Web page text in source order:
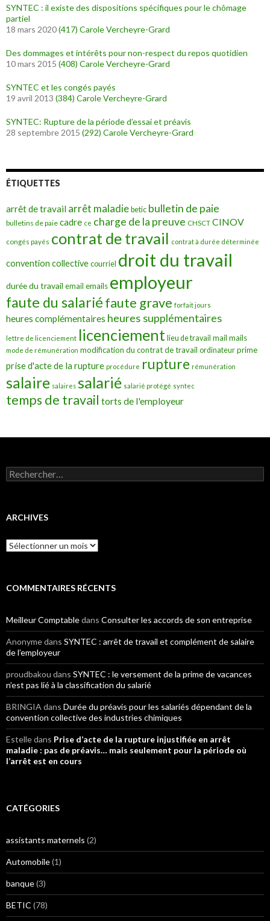
SYNTEC : il existe des dispositions spécifiques pour le chômage
partiel
18 mars 2020(417) Carole Vercheyre-Grard
Des dommages et intérêts pour non-respect du repos quotidien
10 mars 2015 (408) Carole Vercheyre-Grard
SYNTEC et les congés payés
19 avril 2013 (384) Carole Vercheyre-Grard
SYNTEC: Rupture de la période d’essai et préavis
28 septembre 2015 (292) Carole Vercheyre-Grard
ÉTIQUETTES
arrêt de travail arrêt maladie betic bulletin de paie
bulletins de paie cadre ce charge de la preuve CHSCT CINOV
congés payés contrat de travail contrat à durée déterminée
convention collective courriel droit du travail
durée du travail email emails employeur
faute du salariéfaute grave forfait jours
heures complémentaires heures supplémentaires
lettre de licenciement licenciement lieu de travail mail mails
mode de rémunération modification du contrat de travail ordinateur prime
prise d'acte de la rupture procédure rupture rémunération
salaire salaires salarié salarié protégé syntec
temps de travail torts de l'employeur
Rechercher :
ARCHIVES
Archives
COMMENTAIRES RÉCENTS
Meilleur Comptabledans Consulter les accords de son entreprise
Anonymedans SYNTEC : arrêt de travail et complément de salaire
de l’employeur
proudbakou dans SYNTEC : le versement de la prime de vacances
n’est pas lié à la classification du salarié
BRINGIA dans Durée du préavis pour les salariés dépendant de la
convention collective des industries chimiques
Estelledans Prise d’acte de la rupture injustifiée en arrêt
maladie : pas de préavis… mais seulement pour la période où
l’arrêt est en cours
CATÉGORIES
assistants maternels (2)
Automobile(1)
banque(3)
BETIC (78)